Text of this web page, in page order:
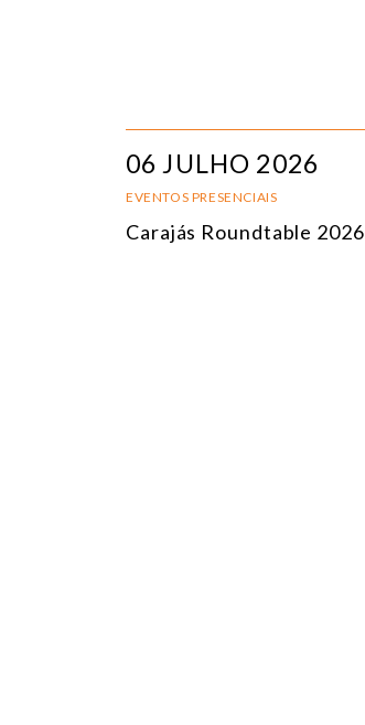
06 JULHO 2026
EVENTOS PRESENCIAIS
Carajás Roundtable 2026